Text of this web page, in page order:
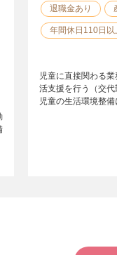
退職金あり
年間休日110日以
児童に直接関わる
活支援を行う（交
児童の生活環境整